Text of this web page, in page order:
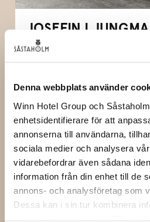
Denna webbplats använder
Winn Hotel Group och
enhetsidentifierare för att
annonserna till användarna,
sociala medier och analysera
vidarebefordrar även sådana
information från din enhet till de
annons- och analysföretag som
Dessa kan i sin tur kombinera
JOSEFIN
ALICA VIKANDER